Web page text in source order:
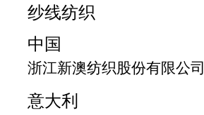
纱线纺织
中国
浙江新澳纺织股份有限公司
意大利